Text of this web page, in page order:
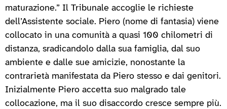
maturazione.” Il Tribunale accoglie le richieste
dell’Assistente sociale. Piero (nome di fantasia) viene
collocato in una comunità a quasi 100 chilometri di
distanza, sradicandolo dalla sua famiglia, dal suo
ambiente e dalle sue amicizie, nonostante la
contrarietà manifestata da Piero stesso e dai genitori.
Inizialmente Piero accetta suo malgrado tale
collocazione, ma il suo disaccordo cresce sempre più.